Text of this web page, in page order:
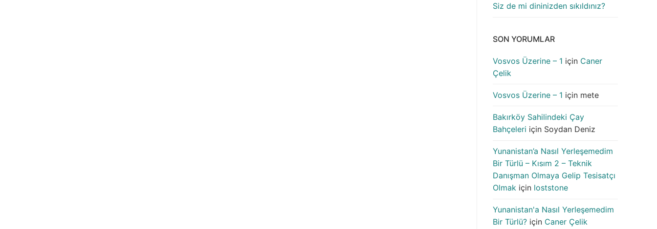
Siz de mi dininizden sıkıldınız?
SON YORUMLAR
Vosvos Üzerine – 1 için Caner
Çelik
Vosvos Üzerine – 1 için mete
Bakırköy Sahilindeki Çay
Bahçeleri için Soydan Deniz
Yunanistan’a Nasıl Yerleşemedim
Bir Türlü – Kısım 2 – Teknik
Danışman Olmaya Gelip Tesisatçı
Olmak için loststone
Yunanistan'a Nasıl Yerleşemedim
Bir Türlü? için Caner Çelik